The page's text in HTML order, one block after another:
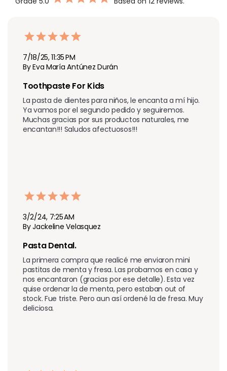
7/18/25, 11:35 PM
By Eva María Antúnez Durán
Toothpaste For Kids
La pasta de dientes para niños, le encanta a mí hijo.
Ya vamos por el segundo pedido y seguiremos.
Muchas gracias por sus productos naturales, me
encantan!!! Saludos afectuosos!!!
3/2/24, 7:25 AM
By Jackeline Velasquez
Pasta Dental.
La primera compra que realicé me enviaron mini
pastitas de menta y fresa. Las probamos en casa y
nos encantaron (gracias por ese detalle). Esta vez
quise ordenar la de menta, pero estaban out of
stock. Fue triste. Pero aun así ordené la de fresa. Muy
deliciosa.